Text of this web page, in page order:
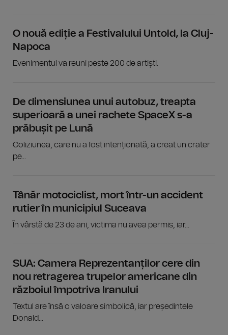
O nouă ediție a Festivalului Untold, la Cluj-
Napoca
Evenimentul va reuni peste 200 de artiști.
De dimensiunea unui autobuz, treapta
superioară a unei rachete SpaceX s-a
prăbușit pe Lună
Coliziunea, care nu a fost intenționată, a creat un crater
pe...
Tânăr motociclist, mort într-un accident
rutier în municipiul Suceava
În vârstă de 23 de ani, victima nu avea permis, iar...
SUA: Camera Reprezentanților cere din
nou retragerea trupelor americane din
războiul împotriva Iranului
Textul are însă o valoare simbolică, iar președintele
Donald...